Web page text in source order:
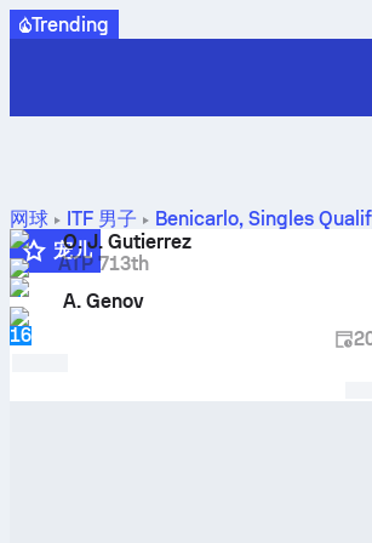
Trending
网球 ITF 男子 Benicarlo, Singles
宠儿
5
O. J. Gutierrez
ATP 713th
16
A. Genov